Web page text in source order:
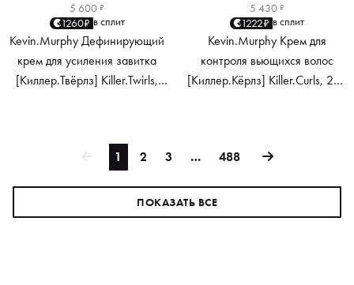
5 600 ₽
1260₽ в сплит
Kevin.Murphy Дефинирующий
крем для усиления завитка
[Киллер.Твёрлз] Killer.Twirls,
5 430 ₽
1222₽ в сплит
Kevin.Murphy Крем для
контроля вьющихся волос
[Киллер.Кёрлз] Killer.Curls, 200
1 2 3 … 488
ПОКАЗАТЬ ВСЕ